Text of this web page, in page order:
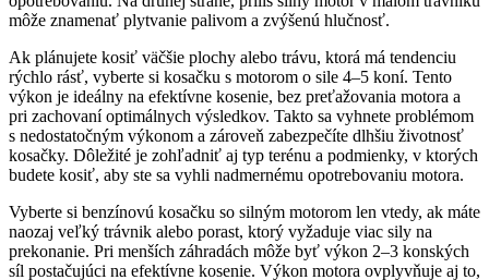
môže znamenať plytvanie palivom a zvýšenú hlučnosť.
Ak plánujete kosiť väčšie plochy alebo trávu, ktorá má tendenciu
rýchlo rásť, vyberte si kosačku s motorom o sile 4–5 koní. Tento
výkon je ideálny na efektívne kosenie, bez preťažovania motora a
pri zachovaní optimálnych výsledkov. Takto sa vyhnete problémom
s nedostatočným výkonom a zároveň zabezpečíte dlhšiu životnosť
kosačky. Dôležité je zohľadniť aj typ terénu a podmienky, v ktorých
budete kosiť, aby ste sa vyhli nadmernému opotrebovaniu motora.
Vyberte si benzínovú kosačku so silným motorom len vtedy, ak máte
naozaj veľký trávnik alebo porast, ktorý vyžaduje viac sily na
prekonanie. Pri menších záhradách môže byť výkon 2–3 konských
síl postačujúci na efektívne kosenie. Výkon motora ovplyvňuje aj to,